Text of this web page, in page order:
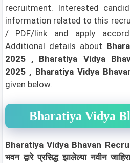
recruitment. Interested
information related to this
/ PDF/link and apply
Additional details about
2025 , Bharatiya Vidya
2025 , Bharatiya Vidya
given below.
Bharatiya Vidya
Bharatiya Vidya Bhavan
भवन द्वारे प्रसिद्ध झालेल्या नवीन